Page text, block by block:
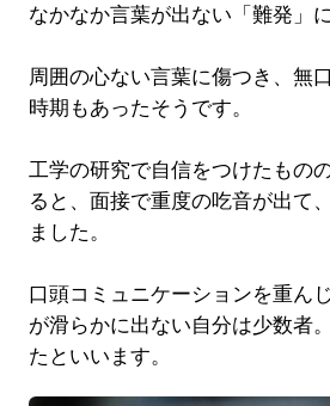
なかなか言葉が出ない「難発」
周囲の心ない言葉に傷つき、無
時期もあったそうです。
工学の研究で自信をつけたもの
ると、面接で重度の吃音が出て
ました。
口頭コミュニケーションを重ん
が滑らかに出ない自分は少数者
たといいます。